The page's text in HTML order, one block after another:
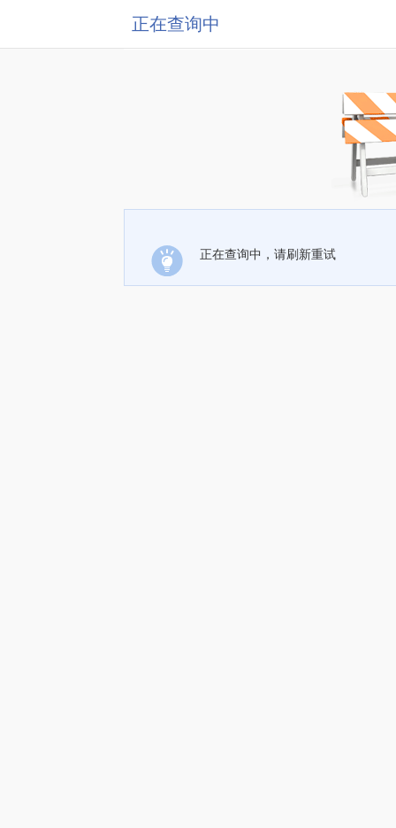
正在查询中
正在查询中，请刷新重试